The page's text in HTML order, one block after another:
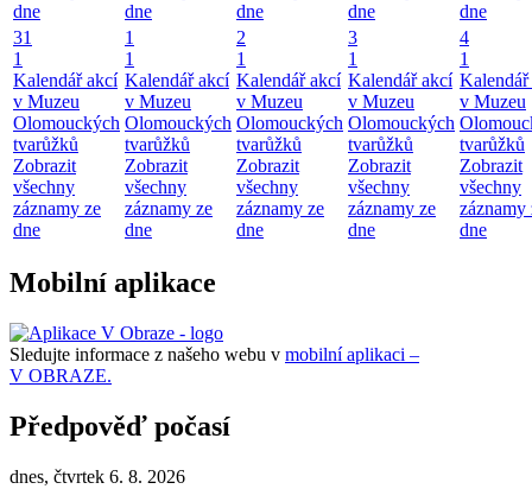
dne
dne
dne
dne
dne
31
1
Kalendář akcí
v Muzeu
Olomouckých
tvarůžků
Zobrazit
všechny
záznamy ze
dne
1
1
Kalendář akcí
v Muzeu
Olomouckých
tvarůžků
Zobrazit
všechny
záznamy ze
dne
2
1
Kalendář akcí
v Muzeu
Olomouckých
tvarůžků
Zobrazit
všechny
záznamy ze
dne
3
1
Kalendář akcí
v Muzeu
Olomouckých
tvarůžků
Zobrazit
všechny
záznamy ze
dne
4
1
v Muzeu
tvarůžků
Zobrazit
všechny
záznamy
dne
Mobilní aplikace
Sledujte informace z našeho webu v mobilní aplikaci –
V OBRAZE.
Předpověď počasí
dnes, čtvrtek 6. 8. 2026